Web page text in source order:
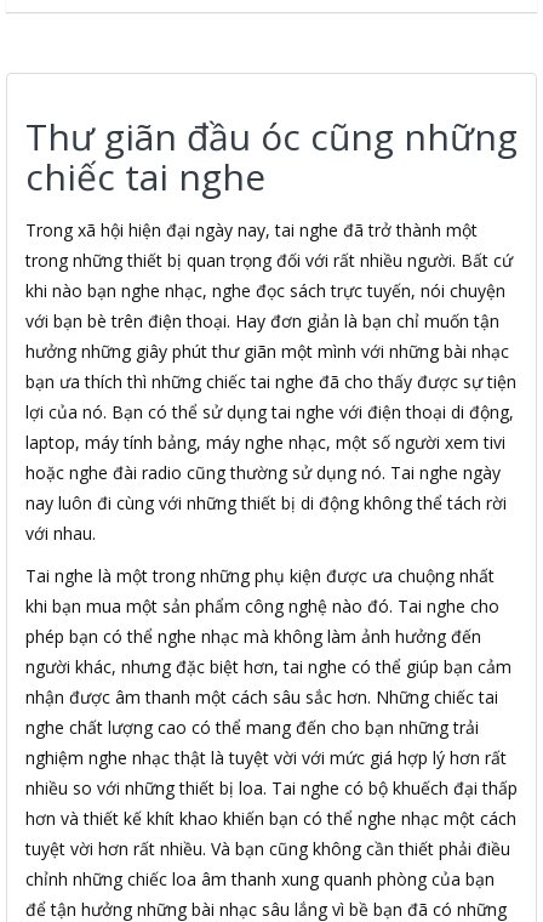
Thư giãn đầu óc cũng những
chiếc tai nghe
Trong xã hội hiện đại ngày nay, tai nghe đã trở thành một
trong những thiết bị quan trọng đối với rất nhiều người. Bất cứ
khi nào bạn nghe nhạc, nghe đọc sách trực tuyến, nói chuyện
với bạn bè trên điện thoại. Hay đơn giản là bạn chỉ muốn tận
hưởng những giây phút thư giãn một mình với những bài nhạc
bạn ưa thích thì những chiếc tai nghe đã cho thấy được sự tiện
lợi của nó. Bạn có thể sử dụng tai nghe với điện thoại di động,
laptop, máy tính bảng, máy nghe nhạc, một số người xem tivi
hoặc nghe đài radio cũng thường sử dụng nó. Tai nghe ngày
nay luôn đi cùng với những thiết bị di động không thể tách rời
với nhau.
Tai nghe là một trong những phụ kiện được ưa chuộng nhất
khi bạn mua một sản phẩm công nghệ nào đó. Tai nghe cho
phép bạn có thể nghe nhạc mà không làm ảnh hưởng đến
người khác, nhưng đặc biệt hơn, tai nghe có thể giúp bạn cảm
nhận được âm thanh một cách sâu sắc hơn. Những chiếc tai
nghe chất lượng cao có thể mang đến cho bạn những trải
nghiệm nghe nhạc thật là tuyệt vời với mức giá hợp lý hơn rất
nhiều so với những thiết bị loa. Tai nghe có bộ khuếch đại thấp
hơn và thiết kế khít khao khiến bạn có thể nghe nhạc một cách
tuyệt vời hơn rất nhiều. Và bạn cũng không cần thiết phải điều
chỉnh những chiếc loa âm thanh xung quanh phòng của bạn
để tận hưởng những bài nhạc sâu lắng vì bề bạn đã có những